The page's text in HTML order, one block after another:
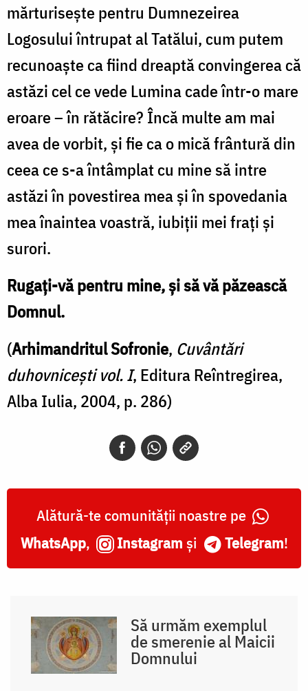
mărturisește pentru Dumnezeirea
Logosului întrupat al Tatălui, cum putem
recunoaște ca fiind dreaptă convingerea că
astăzi cel ce vede Lumina cade într-o mare
eroare – în rătăcire? Încă multe am mai
avea de vorbit, și fie ca o mică frântură din
ceea ce s-a întâmplat cu mine să intre
astăzi în povestirea mea și în spovedania
mea înaintea voastră, iubiții mei frați și
surori.
Rugați-vă pentru mine, și să vă păzească
Domnul.
(Arhimandritul Sofronie, Cuvântări
duhovnicești vol. I, Editura Reîntregirea,
Alba Iulia, 2004, p. 286)
Alătură-te comunității noastre pe
WhatsApp, Instagram și Telegram!
Să urmăm exemplul
de smerenie al Maicii
Domnului